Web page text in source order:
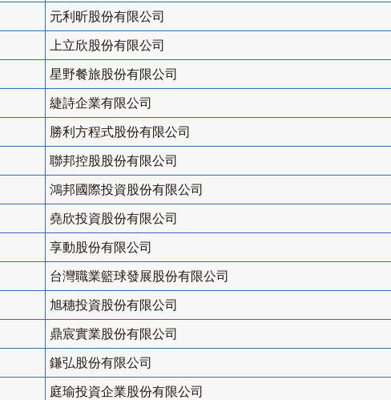
元利昕股份有限公司
上立欣股份有限公司
星野餐旅股份有限公司
緁詩企業有限公司
勝利方程式股份有限公司
聯邦控股股份有限公司
鴻邦國際投資股份有限公司
堯欣投資股份有限公司
享動股份有限公司
台灣職業籃球發展股份有限公司
旭穗投資股份有限公司
鼎宸實業股份有限公司
鎌弘股份有限公司
庭瑜投資企業股份有限公司